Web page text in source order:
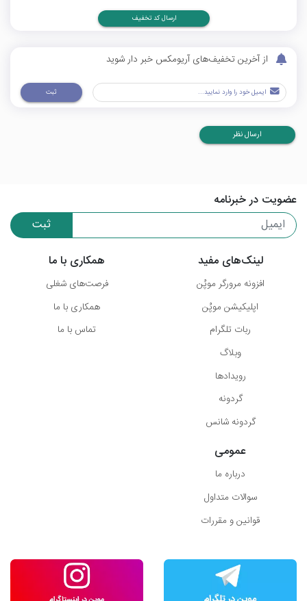
ارسال کد تخفیف
از آخرین تخفیف‌های آریومکس خبر دار شوید
ثبت
ارسال نظر
عضویت در خبرنامه
ثبت
لینک‌های مفید
افزونه مرورگر موپُن
اپلیکیشن موپُن
ربات تلگرام
وبلاگ
رویدادها
گردونه
گردونه شانس
همکاری با ما
فرصت‌های شغلی
همکاری با ما
تماس با ما
عمومی
درباره ما
سوالات متداول
قوانین و مقررات